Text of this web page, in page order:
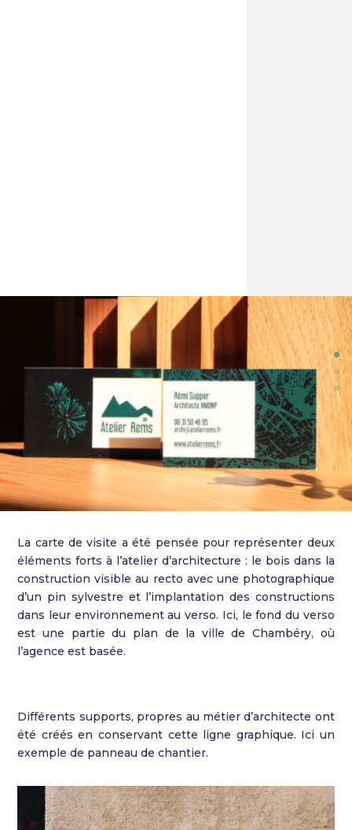
La carte de visite a été pensée pour représenter deux
éléments forts à l’atelier d’architecture : le bois dans la
construction visible au recto avec une photographique
d’un pin sylvestre et l’implantation des constructions
dans leur environnement au verso. Ici, le fond du verso
est une partie du plan de la ville de Chambéry, où
l’agence est basée.
Différents supports, propres au métier d’architecte ont
été créés en conservant cette ligne graphique. Ici un
exemple de panneau de chantier.